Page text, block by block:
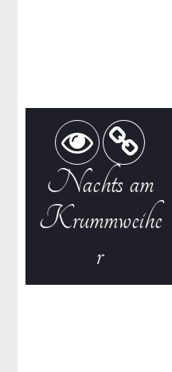
Nachts am
Krummweihe
r